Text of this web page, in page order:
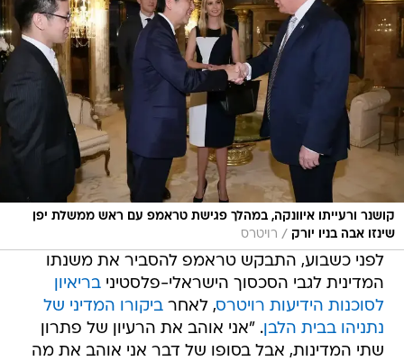
קושנר ורעייתו איוונקה, במהלך פגישת טראמפ עם ראש ממשלת יפן
שינזו אבה בניו יורק / רויטרס
לפני כשבוע, התבקש טראמפ להסביר את משנתו
המדינית לגבי הסכסוך הישראלי-פלסטיניבריאיון
לסוכנות הידיעות רויטרס, לאחרביקורו המדיני של
נתניהו בבית הלבן. "אני אוהב את הרעיון של פתרון
שתי המדינות, אבל בסופו של דבר אני אוהב את מה